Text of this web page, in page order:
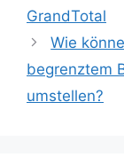
GrandTotal
Wie
begrenztem
umstellen?